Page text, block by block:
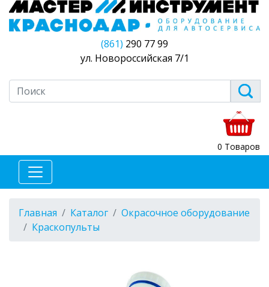
(861) 290 77 99
ул. Новороссийская 7/1
0 Товаров
Главная Каталог
Окрасочное оборудование
Краскопульты